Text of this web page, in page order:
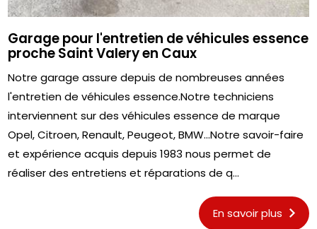
Garage pour l'entretien de véhicules essence
proche Saint Valery en Caux
Notre garage assure depuis de nombreuses années
l'entretien de véhicules essence.Notre techniciens
interviennent sur des véhicules essence de marque
Opel, Citroen, Renault, Peugeot, BMW...Notre savoir-faire
et expérience acquis depuis 1983 nous permet de
réaliser des entretiens et réparations de q...
En savoir plus